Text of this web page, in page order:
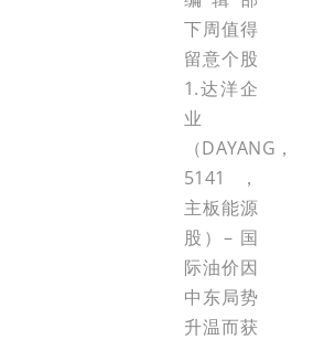
下周值得
留意个股
1.达洋企
业
（DAYANG，
5141，
主板能源
股）– 国
际油价因
中东局势
升温而获